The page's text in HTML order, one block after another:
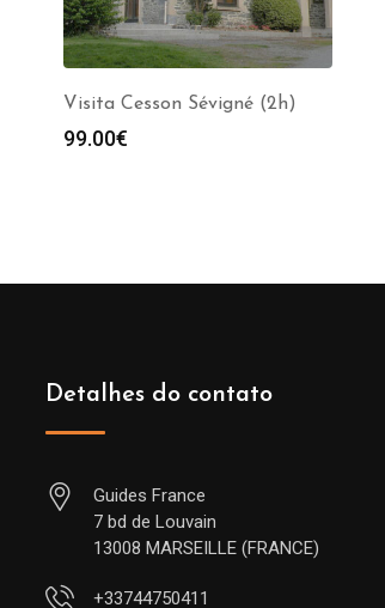
Visita Cesson Sévigné (2h)
99.00€
Detalhes do contato
Guides France
7 bd de Louvain
13008 MARSEILLE (FRANCE)
+33744750411